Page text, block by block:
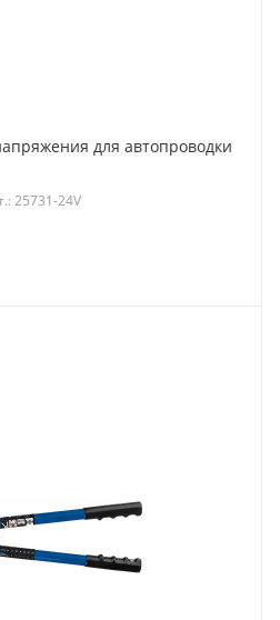
для автопроводки
25731-24V